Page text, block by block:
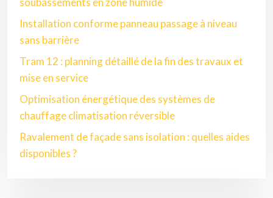
Installation conforme panneau passage à niveau
sans barrière
Tram 12 : planning détaillé de la fin des travaux et
mise en service
Optimisation énergétique des systèmes de
chauffage climatisation réversible
Ravalement de façade sans isolation : quelles aides
disponibles ?